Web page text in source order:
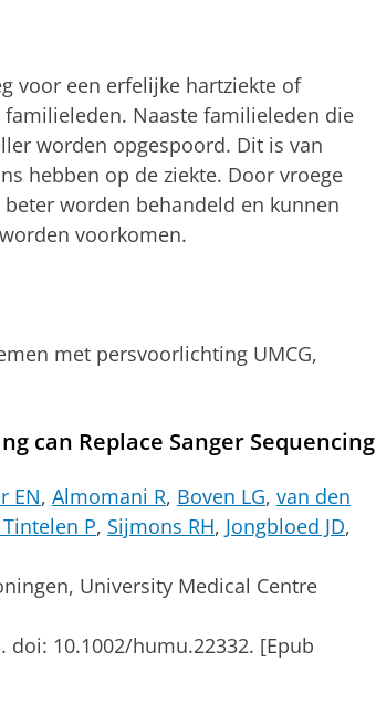
voor een erfelijke hartziekte of
Naaste familieleden die
worden opgespoord. Dit is van
hebben op de ziekte. Door vroege
worden behandeld en kunnen
voorkomen.
met persvoorlichting UMCG,
can Replace Sanger Sequencing
EN, Almomani R, Boven LG, van den
P, Sijmons RH, Jongbloed JD,
University Medical Centre
doi: 10.1002/humu.22332. [Epub